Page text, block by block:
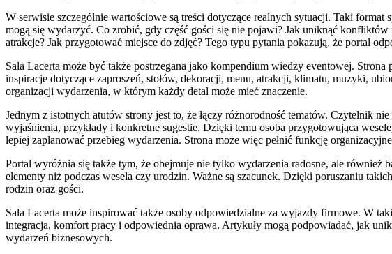
W serwisie szczególnie wartościowe są treści dotyczące realnych sytuacji. Taki
mogą się wydarzyć. Co zrobić, gdy część gości się nie pojawi? Jak uniknąć
atrakcje? Jak przygotować miejsce do zdjęć? Tego typu pytania pokazują, że portal
Sala Lacerta może być także postrzegana jako kompendium wiedzy eventowej.
inspiracje dotyczące zaproszeń, stołów, dekoracji, menu, atrakcji, klimatu, muzyki,
organizacji wydarzenia, w którym każdy detal może mieć znaczenie.
Jednym z istotnych atutów strony jest to, że łączy różnorodność tematów. Czytelnik
wyjaśnienia, przykłady i konkretne sugestie. Dzięki temu osoba przygotowująca
lepiej zaplanować przebieg wydarzenia. Strona może więc pełnić funkcję
Portal wyróżnia się także tym, że obejmuje nie tylko wydarzenia radosne, ale
elementy niż podczas wesela czy urodzin. Ważne są szacunek. Dzięki poruszaniu
rodzin oraz gości.
Sala Lacerta może inspirować także osoby odpowiedzialne za wyjazdy firmowe. W
integracja, komfort pracy i odpowiednia oprawa. Artykuły mogą podpowiadać, jak
wydarzeń biznesowych.